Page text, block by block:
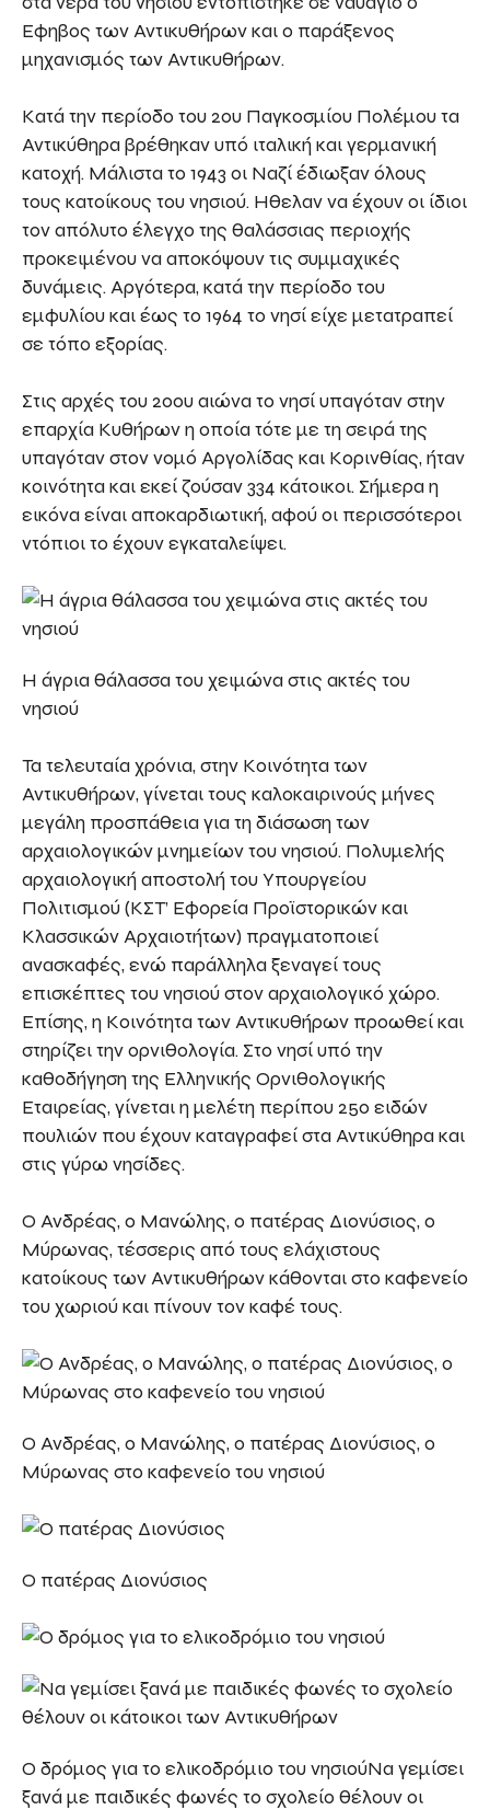
Εφηβος των Αντικυθήρων και ο παράξενος
μηχανισμός των Αντικυθήρων.
Κατά την περίοδο του 2ου Παγκοσμίου Πολέμου τα
Αντικύθηρα βρέθηκαν υπό ιταλική και γερμανική
κατοχή. Μάλιστα το 1943 οι Ναζί έδιωξαν όλους
τους κατοίκους του νησιού. Ηθελαν να έχουν οι ίδιοι
τον απόλυτο έλεγχο της θαλάσσιας περιοχής
προκειμένου να αποκόψουν τις συμμαχικές
δυνάμεις. Αργότερα, κατά την περίοδο του
εμφυλίου και έως το 1964 το νησί είχε μετατραπεί
σε τόπο εξορίας.
Στις αρχές του 20ου αιώνα το νησί υπαγόταν στην
επαρχία Κυθήρων η οποία τότε με τη σειρά της
υπαγόταν στον νομό Αργολίδας και Κορινθίας, ήταν
κοινότητα και εκεί ζούσαν 334 κάτοικοι. Σήμερα η
εικόνα είναι αποκαρδιωτική, αφού οι περισσότεροι
ντόπιοι το έχουν εγκαταλείψει.
Η άγρια θάλασσα του χειμώνα στις ακτές του
νησιού
Τα τελευταία χρόνια, στην Κοινότητα των
Αντικυθήρων, γίνεται τους καλοκαιρινούς μήνες
μεγάλη προσπάθεια για τη διάσωση των
αρχαιολογικών μνημείων του νησιού. Πολυμελής
αρχαιολογική αποστολή του Υπουργείου
Πολιτισμού (ΚΣΤ’ Εφορεία Προϊστορικών και
Κλασσικών Αρχαιοτήτων) πραγματοποιεί
ανασκαφές, ενώ παράλληλα ξεναγεί τους
επισκέπτες του νησιού στον αρχαιολογικό χώρο.
Επίσης, η Κοινότητα των Αντικυθήρων προωθεί και
στηρίζει την ορνιθολογία. Στο νησί υπό την
καθοδήγηση της Ελληνικής Ορνιθολογικής
Εταιρείας, γίνεται η μελέτη περίπου 250 ειδών
πουλιών που έχουν καταγραφεί στα Αντικύθηρα και
στις γύρω νησίδες.
Ο Ανδρέας, ο Μανώλης, ο πατέρας Διονύσιος, ο
Μύρωνας, τέσσερις από τους ελάχιστους
κατοίκους των Αντικυθήρων κάθονται στο καφενείο
του χωριού και πίνουν τον καφέ τους.
Ο Ανδρέας, ο Μανώλης, ο πατέρας Διονύσιος, ο
Μύρωνας στο καφενείο του νησιού
Ο πατέρας Διονύσιος
Ο δρόμος για το ελικοδρόμιο του νησιούΝα γεμίσει
ξανά με παιδικές φωνές το σχολείο θέλουν οι